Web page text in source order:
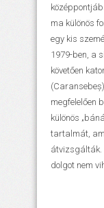
ma különös
egy kis
1979-ben, a
követően
megfelelően
különös
tartalmát,
átvizsgálták.
dolgot nem